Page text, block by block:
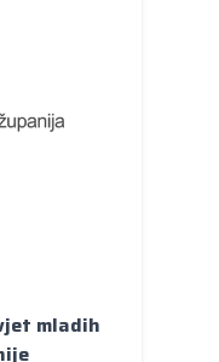
mladih